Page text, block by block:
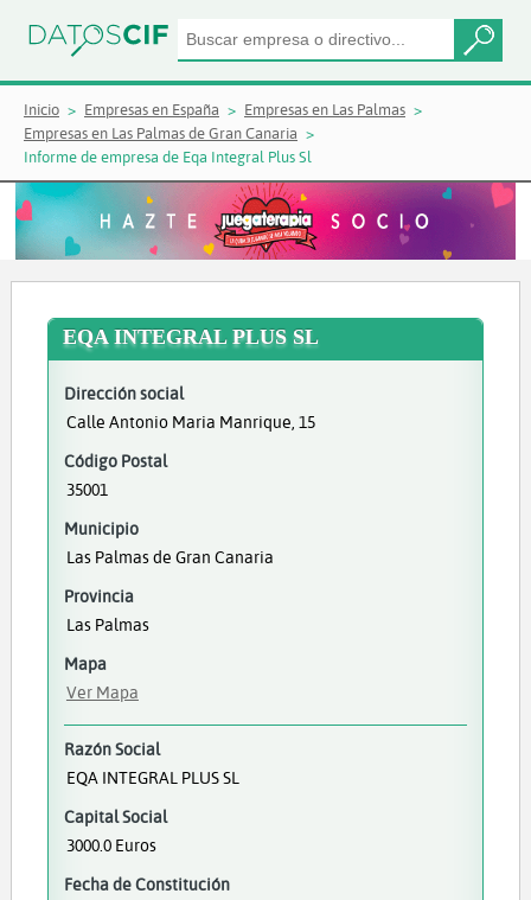
Inicio Empresas en España
Empresas en Las Palmas
Empresas en Las Palmas de Gran Canaria
Informe de empresa de Eqa Integral Plus Sl
EQA INTEGRAL PLUS SL
Dirección social
Calle Antonio Maria Manrique, 15
Código Postal
35001
Municipio
Las Palmas de Gran Canaria
Provincia
Las Palmas
Mapa
Ver Mapa
Razón Social
EQA INTEGRAL PLUS SL
Capital Social
3000.0 Euros
Fecha de Constitución